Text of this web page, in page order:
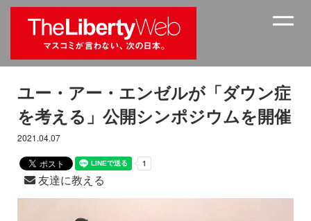
ユー・アー・エンゼルが「ダウン症
を考える」公開シンポジウムを開催
2021.04.07
友達に教える